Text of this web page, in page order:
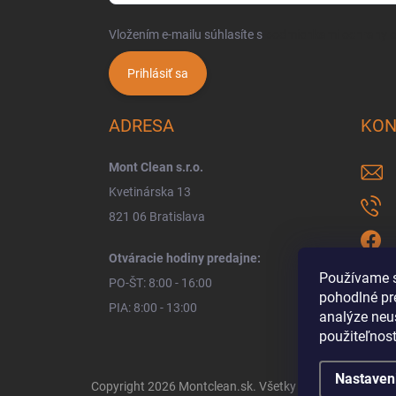
Používame
pohodlné
analýze
Vložením e-mailu súhlasíte s
Prihlásiť sa
ADRESA
Mont Clean s.r.o.
Kvetinárska 13
821 06 Bratislava
Otváracie hodiny predajne:
PO-ŠT: 8:00 - 16:00
PIA: 8:00 - 13:00
Copyright 2026 Montclean.sk. Všetky práva vyhradené.